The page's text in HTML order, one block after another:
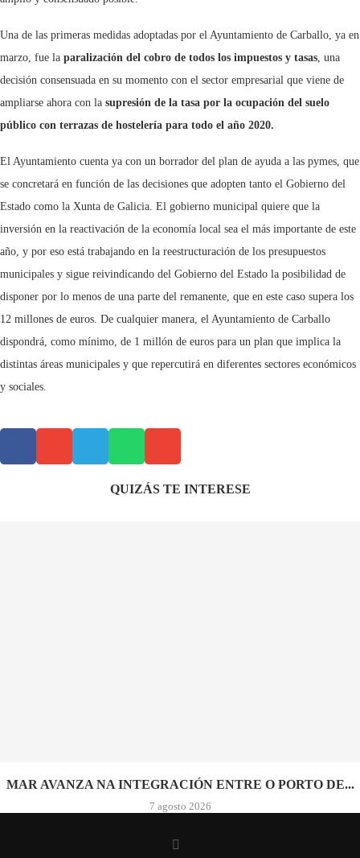
Una de las primeras medidas adoptadas por el Ayuntamiento de Carballo, ya en
marzo, fue la paralización del cobro de todos los impuestos y tasas, una
decisión consensuada en su momento con el sector empresarial que viene de
ampliarse ahora con la supresión de la tasa por la ocupación del suelo
público con terrazas de hostelería para todo el año 2020.
El Ayuntamiento cuenta ya con un borrador del plan de ayuda a las pymes, que
se concretará en función de las decisiones que adopten tanto el Gobierno del
Estado como la Xunta de Galicia. El gobierno municipal quiere que la
inversión en la reactivación de la economía local sea el más importante de este
año, y por eso está trabajando en la reestructuración de los presupuestos
municipales y sigue reivindicando del Gobierno del Estado la posibilidad de
disponer por lo menos de una parte del remanente, que en este caso supera los
12 millones de euros. De cualquier manera, el Ayuntamiento de Carballo
dispondrá, como mínimo, de 1 millón de euros para un plan que implica la
distintas áreas municipales y que repercutirá en diferentes sectores económicos
y sociales.
QUIZÁS TE INTERESE
MAR AVANZA NA INTEGRACIÓN ENTRE O PORTO DE...
7 agosto 2026